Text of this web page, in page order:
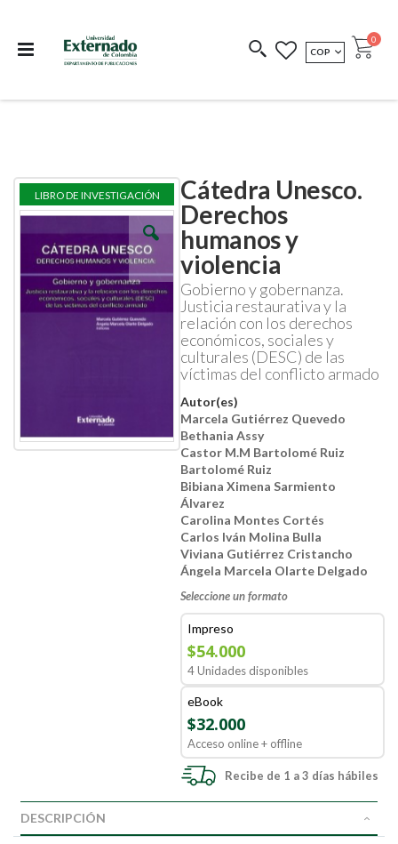
COEDICIONES REDIMIR CÓDIGO
MONEDA
COP Cart
0
Cátedra Unesco.
Derechos
humanos y
violencia
Gobierno y gobernanza.
Justicia restaurativa y la
relación con los derechos
económicos, sociales y
culturales (DESC) de las
víctimas del conflicto armado
Autor(es)
Marcela Gutiérrez Quevedo
Bethania Assy
Castor M.M Bartolomé Ruiz
Bartolomé Ruiz
Bibiana Ximena Sarmiento
Álvarez
Carolina Montes Cortés
Carlos Iván Molina Bulla
Viviana Gutiérrez Cristancho
Ángela Marcela Olarte Delgado
Seleccione un formato
Impreso
$54.000
4 Unidades disponibles
eBook
$32.000
Acceso online + offline
Recibe de 1 a 3 días hábiles
Skip
the
end
images
gallery
Skip
the
beginning
images
gallery
LIBRO DE INVESTIGACIÓN
DESCRIPCIÓN